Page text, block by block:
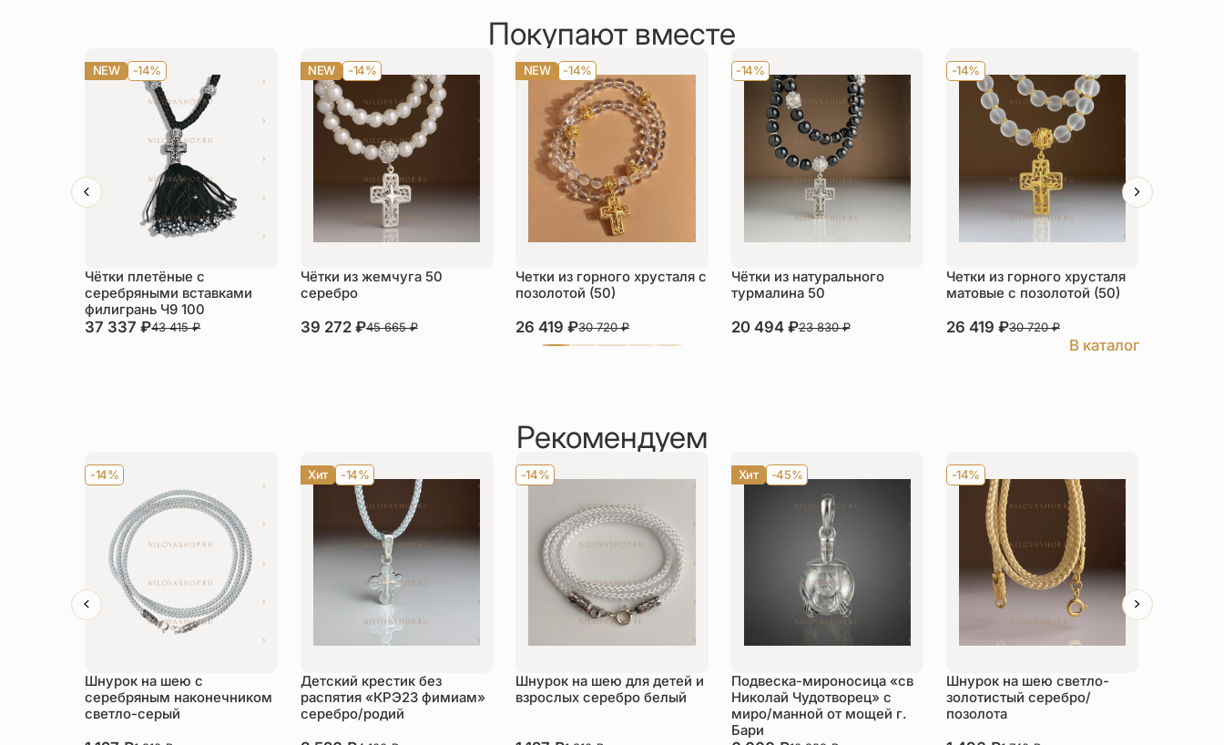
Покупают вместе
NEW -14%
Чётки плетёные с
серебряными вставками
филигрань Ч9 100
37 337₽43 415₽
NEW -14%
Чётки из жемчуга 50
серебро
39 272 ₽45 665₽
NEW -14%
Четки из горного хрусталя с
позолотой (50)
26 419₽30 720₽
-14%
Чётки из натурального
турмалина 50
20 494 ₽23 830₽
-14%
Четки из горного хрусталя
матовые с позолотой (50)
26 419 ₽30 720₽
В каталог
Рекомендуем
-14%
Шнурок на шею с
серебряным наконечником
светло-серый
Хит -14%
Детский крестик без
распятия «КРЭ23 фимиам»
серебро/родий
-14%
Шнурок на шею для детей и
взрослых серебро белый
Хит -45%
Подвеска-мироносица «св
Николай Чудотворец» с
миро/манной от мощей г.
Бари
-14%
Шнурок на шею светло-
золотистый серебро/
позолота